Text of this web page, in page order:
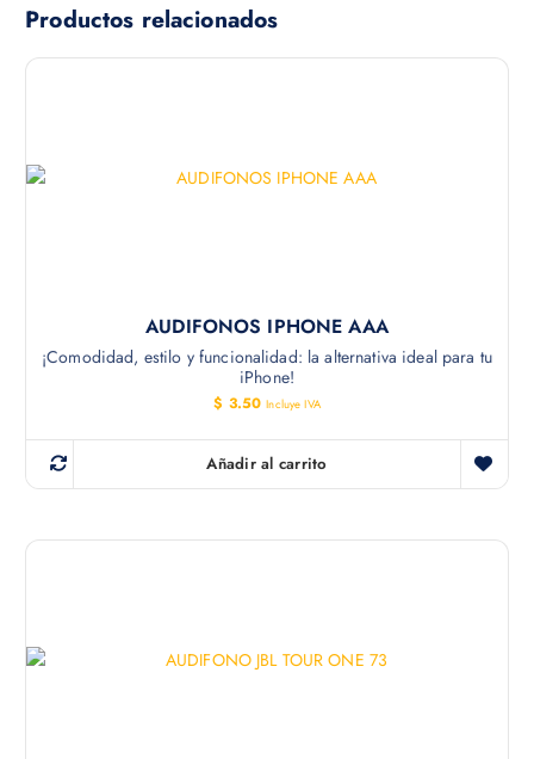
Productos relacionados
AUDIFONOS IPHONE AAA
¡Comodidad, estilo y funcionalidad: la alternativa ideal para tu
iPhone!
$ 3.50 Incluye IVA
Añadir al carrito